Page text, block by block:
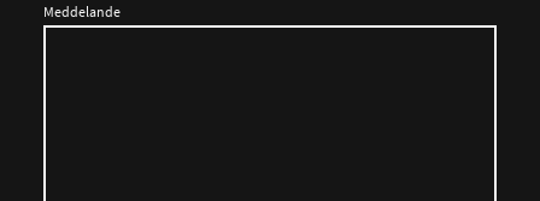
Meddelande